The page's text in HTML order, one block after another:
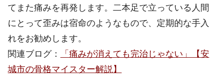
てまた痛みを再発します。二本足で立っている人間
にとって歪みは宿命のようなもので、定期的な手入
れをお勧めします。
関連ブログ：
「痛みが消えても完治じゃない」【安
城市の骨格マイスター解説】